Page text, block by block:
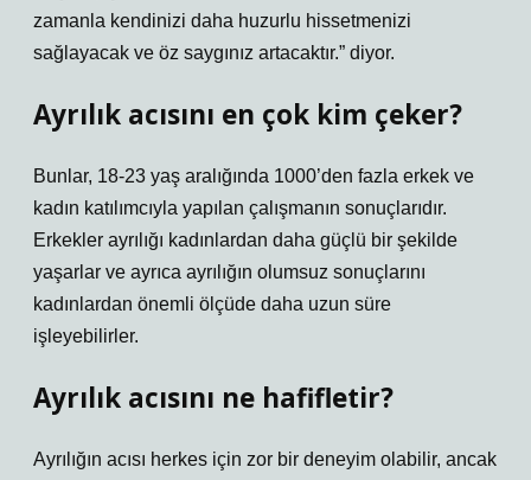
zamanla kendinizi daha huzurlu hissetmenizi
sağlayacak ve öz saygınız artacaktır.” diyor.
Ayrılık acısını en çok kim çeker?
Bunlar, 18-23 yaş aralığında 1000’den fazla erkek ve
kadın katılımcıyla yapılan çalışmanın sonuçlarıdır.
Erkekler ayrılığı kadınlardan daha güçlü bir şekilde
yaşarlar ve ayrıca ayrılığın olumsuz sonuçlarını
kadınlardan önemli ölçüde daha uzun süre
işleyebilirler.
Ayrılık acısını ne hafifletir?
Ayrılığın acısı herkes için zor bir deneyim olabilir, ancak